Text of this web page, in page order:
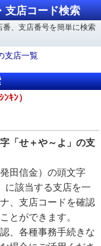
支店コード検索
、支店番号を簡単に検索
支店一覧
ｷﾝ）
「せ＋や～よ」の支
田信金）の頭文字
に該当する支店を一
、支店コードを確認
とができます。
、各種事務手続きな